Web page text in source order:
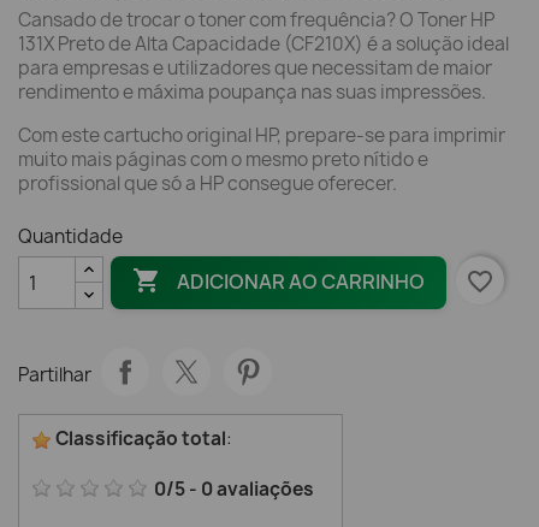
Cansado de trocar o toner com frequência? O Toner HP
131X Preto de Alta Capacidade (CF210X) é a solução ideal
para empresas e utilizadores que necessitam de maior
rendimento e máxima poupança nas suas impressões.
Com este cartucho original HP, prepare-se para imprimir
muito mais páginas com o mesmo preto nítido e
profissional que só a HP consegue oferecer.
Quantidade
 ADICIONAR AO CARRINHO favorite_border
Partilhar
Classificação total:
0/5- 0avaliações